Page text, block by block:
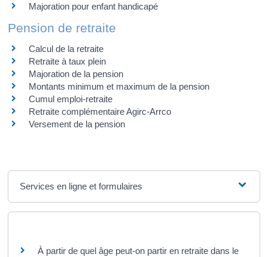
Majoration pour enfant handicapé
Pension de retraite
Calcul de la retraite
Retraite à taux plein
Majoration de la pension
Montants minimum et maximum de la pension
Cumul emploi-retraite
Retraite complémentaire Agirc-Arrco
Versement de la pension
Services en ligne et formulaires
À partir de quel âge peut-on partir en retraite dans le